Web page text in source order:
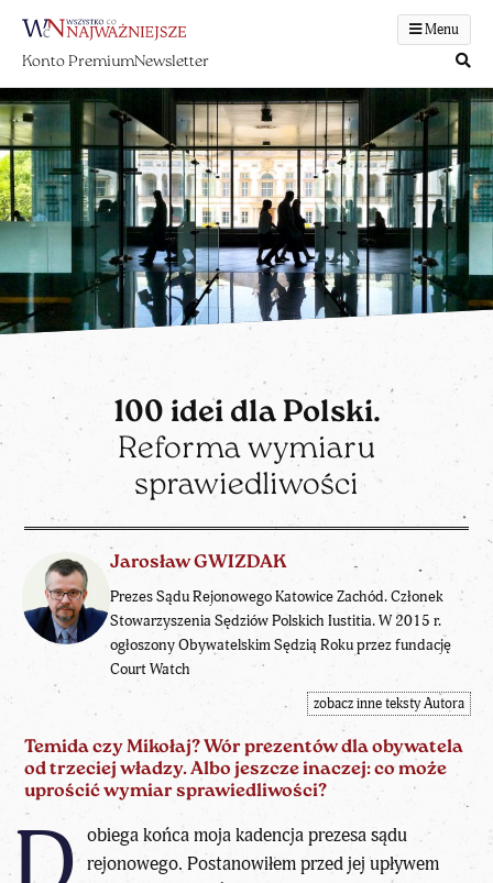
Menu
Konto PremiumNewsletter
100 idei dla Polski.
Reforma wymiaru
sprawiedliwości
Jarosław GWIZDAK
Prezes Sądu Rejonowego Katowice Zachód. Członek
Stowarzyszenia Sędziów Polskich Iustitia. W 2015 r.
ogłoszony Obywatelskim Sędzią Roku przez fundację
Court Watch
zobacz inne teksty Autora
Temida czy Mikołaj? Wór prezentów dla obywatela
od trzeciej władzy. Albo jeszcze inaczej: co może
uprościć wymiar sprawiedliwości?
obiega końca moja kadencja prezesa sądu
rejonowego. Postanowiłem przed jej upływem